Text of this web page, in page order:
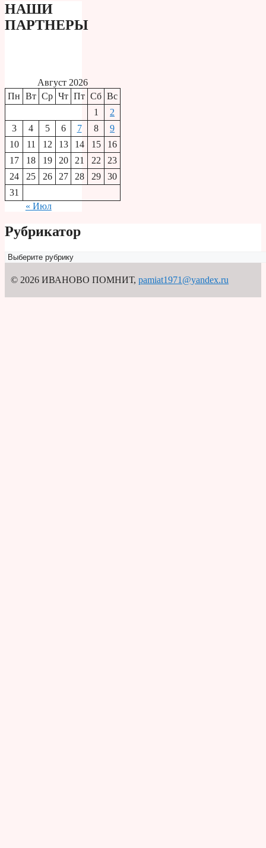
НАШИ
ПАРТНЕРЫ
Август 2026
Пн Вт Ср Чт Пт Сб Вс
1
2
3
4 5 6 7 8
9
10
11 12 13 14 15
16
17
18 19 20 21 22
23
24
25 26 27 28 29
30
31
« Июл
Рубрикатор
Рубрикатор
© 2026 ИВАНОВО ПОМНИТ, pamiat1971@yandex.ru